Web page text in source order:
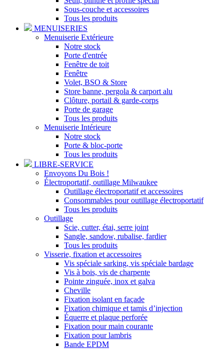
Sous-couche et accessoires
Tous les produits
MENUISERIES
Menuiserie Extérieure
Notre stock
Porte d'entrée
Fenêtre de toit
Fenêtre
Volet, BSO & Store
Store banne, pergola & carport alu
Clôture, portail & garde-corps
Porte de garage
Tous les produits
Menuiserie Intérieure
Notre stock
Porte & bloc-porte
Tous les produits
LIBRE-SERVICE
Envoyons Du Bois !
Électroportatif, outillage Milwaukee
Outillage électroportatif et accessoires
Consommables pour outillage électroportatif
Tous les produits
Outillage
Scie, cutter, étai, serre joint
Sangle, sandow, rubalise, fardier
Tous les produits
Visserie, fixation et accessoires
Vis spéciale sarking, vis spéciale bardage
Vis à bois, vis de charpente
Pointe zinguée, inox et galva
Cheville
Fixation isolant en façade
Fixation chimique et tamis d’injection
Équerre et plaque perforée
Fixation pour main courante
Fixation pour lambris
Bande EPDM